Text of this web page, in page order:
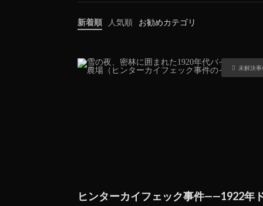
新着順 人気順
お勧めカテゴリ
未解決事
ヒンターカイフェック事件——1922年